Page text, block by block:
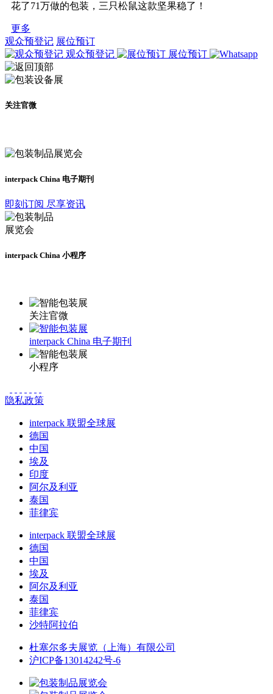
花了71万做的包装，三只松鼠这款坚果稳了！
更多
观众预登记 展位预订
观众预登记
展位预订
关注官微
interpack China 电子期刊
即刻订阅 尽享资讯
interpack China 小程序
关注官微
interpack China 电子期刊
小程序
隐私政策
interpack 联盟全球展
德国
中国
埃及
印度
阿尔及利亚
泰国
菲律宾
interpack 联盟全球展
德国
中国
埃及
阿尔及利亚
泰国
菲律宾
沙特阿拉伯
杜塞尔多夫展览（上海）有限公司
沪ICP备13014242号-6